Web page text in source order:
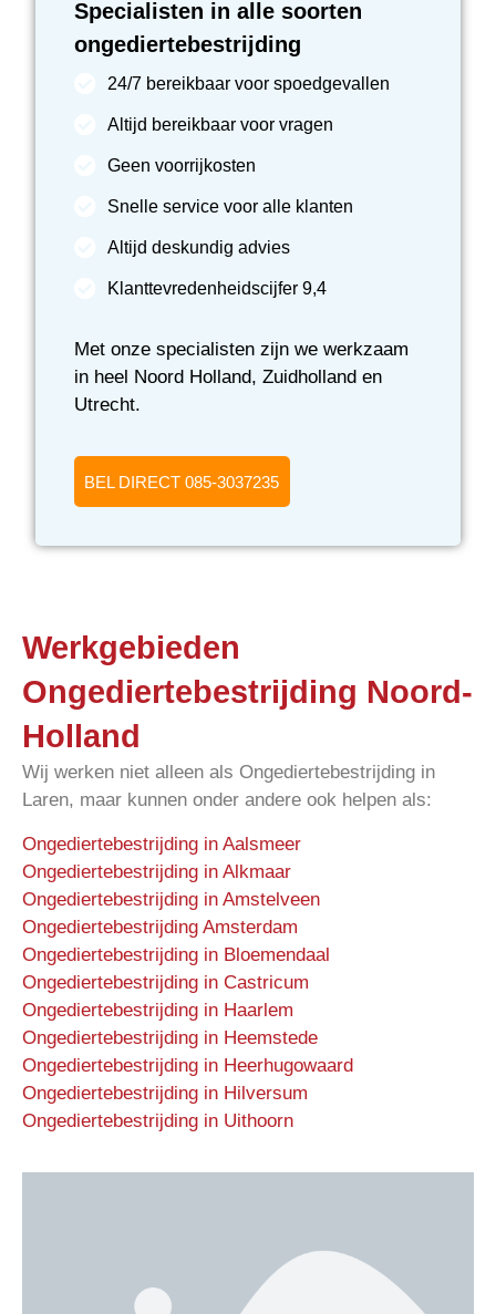
Specialisten in alle soorten
ongediertebestrijding
24/7 bereikbaar voor spoedgevallen
Altijd bereikbaar voor vragen
Geen voorrijkosten
Snelle service voor alle klanten
Altijd deskundig advies
Klanttevredenheidscijfer 9,4
Met onze specialisten zijn we werkzaam
in heel Noord Holland, Zuidholland en
Utrecht.
BEL DIRECT 085-3037235
Werkgebieden
Ongediertebestrijding Noord-
Holland
Wij werken niet alleen als Ongediertebestrijding in
Laren, maar kunnen onder andere ook helpen als:
Ongediertebestrijding in Aalsmeer
Ongediertebestrijding in Alkmaar
Ongediertebestrijding in Amstelveen
Ongediertebestrijding Amsterdam
Ongediertebestrijding in Bloemendaal
Ongediertebestrijding in Castricum
Ongediertebestrijding in Haarlem
Ongediertebestrijding in Heemstede
Ongediertebestrijding in Heerhugowaard
Ongediertebestrijding in Hilversum
Ongediertebestrijding in Uithoorn